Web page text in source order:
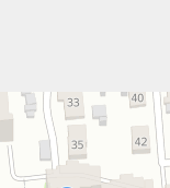
Челябинск
Новороссийская улица,